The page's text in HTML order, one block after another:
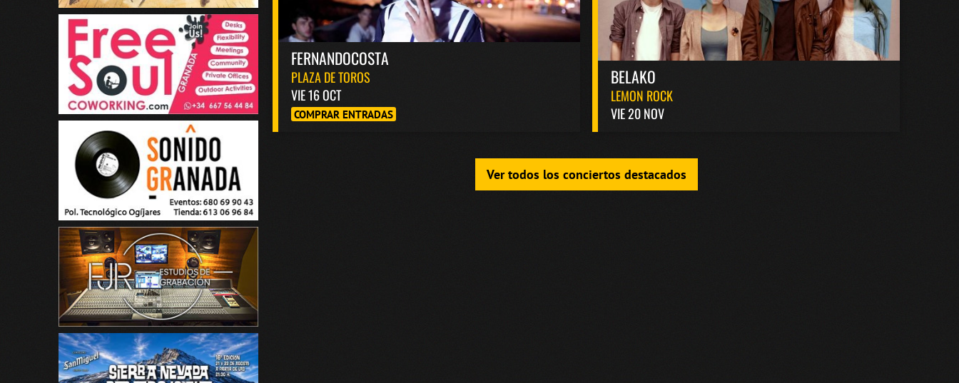
FERNANDOCOSTA
PLAZA DE TOROS
VIE 16 OCT
COMPRAR ENTRADAS
BELAKO
LEMON ROCK
VIE 20 NOV
Ver todos los conciertos destacados